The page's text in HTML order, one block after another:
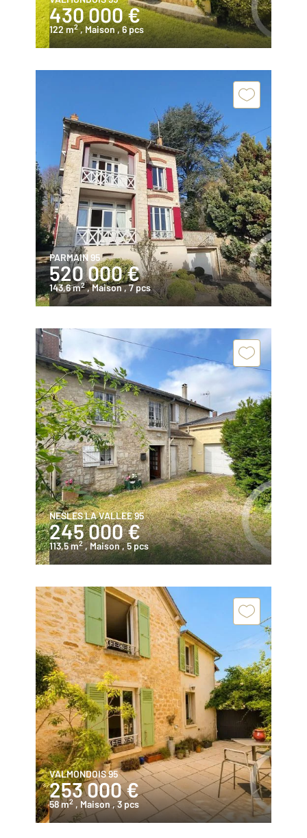
430 000 €
122 m2 , Maison, 6 pcs
PARMAIN 95
520 000 €
143,6 m2 , Maison, 7 pcs
NESLES LA VALLEE 95
245 000 €
113,5 m2 , Maison, 5 pcs
VALMONDOIS 95
253 000 €
58 m2 , Maison, 3 pcs